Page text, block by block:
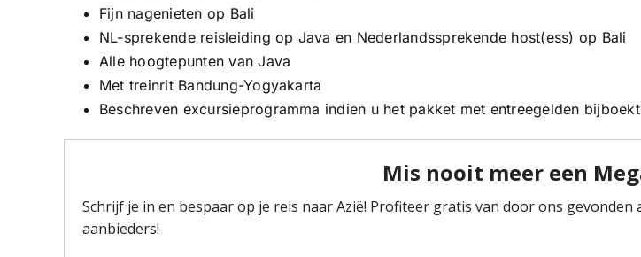
Fijn nagenieten op Bali
NL-sprekende reisleiding op Java en Nederlandssprekende host(ess) op Bali
Alle hoogtepunten van Java
Met treinrit Bandung-Yogyakarta
Beschreven excursieprogramma indien u het pakket met entreegelden bijboekt